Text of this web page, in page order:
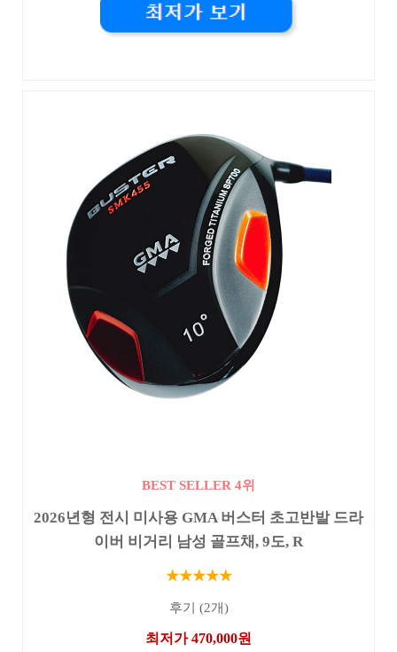
BEST SELLER 4위
2026년형 전시 미사용 GMA 버스터 초고반발 드라
이버 비거리 남성 골프채, 9도, R
★★★★★
후기 (2개)
최저가 470,000원